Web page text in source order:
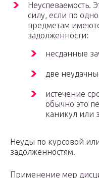
Неуспеваемость.
силу, если по
предметам
задолженности:
несданные
две
истечение
обычно это
каникул или
Неуды по курсовой
задолженностям.
Применение мер